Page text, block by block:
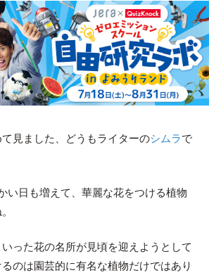
見ました、どうもライターのシムラで
い日も増えて、華麗な花をつける植物
った花の名所が見頃を迎えようとして
のは園芸的に有名な植物だけではあり